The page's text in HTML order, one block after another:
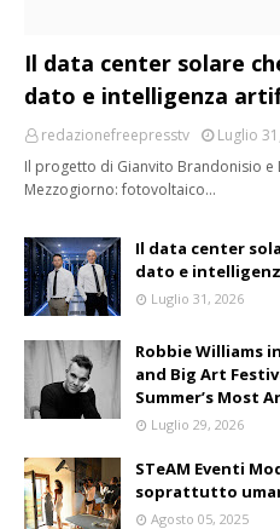
Il data center solare
dato e intelligenza
redazionefreepresstv
Luglio
Il progetto di Gianvito Brandonisio e
Mezzogiorno: fotovoltaico…
Il data center
dato e
Luglio 31, 2026
Robbie Williams
and Big Art
Summer’s Most
Luglio 29, 2026
STeAM Eventi
soprattutto
Agosto 05, 2025